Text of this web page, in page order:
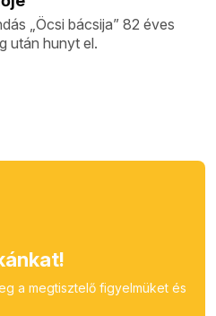
„Öcsi bácsija” 82 éves
után hunyt el.
a megtisztelő figyelmüket és